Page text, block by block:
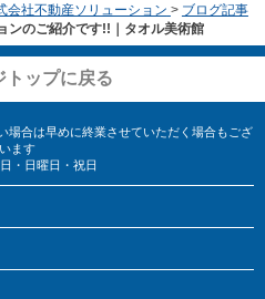
会社不動産ソリューション > ブログ記事
ンのご紹介です!!｜タオル美術館
トップに戻る
合は早めに終業させていただく場合もござ
います
・日曜日・祝日